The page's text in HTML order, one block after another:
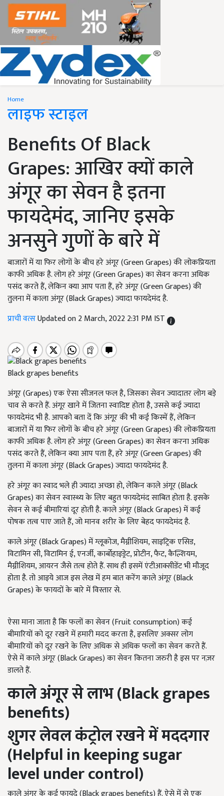
Home
लाइफ स्टाइल
Benefits Of Black
Grapes: आखिर क्यों काले
अंगूर का सेवन है इतना
फायदेमंद, जानिए इसके
अनसुने गुणों के बारे में
बाजारों में या फिर लोगों के बीच हरे अंगूर (Green Grapes) की लोकप्रियता
काफी अधिक है. लोग हरे अंगूर (Green Grapes) का सेवन करना अधिक
पसंद करते हैं, लेकिन क्या आप पता हैं, हरे अंगूर (Green Grapes) की
तुलना में काला अंगूर (Black Grapes) ज्यादा फायदेमंद है.
प्राची वत्सUpdated on 2 March, 2022 2:31 PM IST
Black grapes benefits
अंगूर (Grapes) एक ऐसा सीजनल फल है, जिसका सेवन ज्यादातर लोग बड़े
चाव से करते हैं. अंगूर खाने में जितना स्वादिष्ट होता है, उससे कई ज्यादा
फायदेमंद भी है. आपको बता दें कि अंगूर की भी कई किस्में हैं, लेकिन
बाजारों में या फिर लोगों के बीच हरे अंगूर (Green Grapes) की लोकप्रियता
काफी अधिक है. लोग हरे अंगूर (Green Grapes) का सेवन करना अधिक
पसंद करते हैं, लेकिन क्या आप पता हैं, हरे अंगूर (Green Grapes) की
तुलना में काला अंगूर (Black Grapes) ज्यादा फायदेमंद है.
हरे अंगूर का स्वाद भले ही ज्यादा अच्छा हो, लेकिन काले अंगूर (Black
Grapes) का सेवन स्वास्थ्य के लिए बहुत फायदेमंद साबित होता है. इसके
सेवन से कई बीमारियां दूर होती है. काले अंगूर (Black Grapes) में कई
पोषक तत्व पाए जाते हैं, जो मानव शरीर के लिए बेहद फायदेमंद है.
काले अंगूर (Black Grapes) में ग्लूकोज, मैग्नीशियम, साइट्रिक एसिड,
विटामिन सी, विटामिन ई, एनर्जी, कार्बोहाइड्रेट, प्रोटीन, फैट, कैल्शियम,
मैग्नीशियम, आयरन जैसे तत्व होते हैं. साथ ही इसमें एंटीआक्सीडेंट भी मौजूद
होता है. तो आइये आज इस लेख में हम बात करेंग काले अंगूर (Black
Grapes) के फायदों के बारे में विस्तार से.
ऐसा माना जाता है कि फलों का सेवन (Fruit consumption) कई
बीमारियों को दूर रखने में हमारी मदद करता है, इसलिए अक्सर लोग
बीमारियों को दूर रखने के लिए अधिक से अधिक फलों का सेवन करते हैं.
ऐसे में काले अंगूर (Black Grapes) का सेवन कितना जरुरी है इस पर नज़र
डालते हैं.
काले अंगूर से लाभ (Black grapes
benefits)
शुगर लेवल कंट्रोल रखने में मददगार
(Helpful in keeping sugar
level under control)